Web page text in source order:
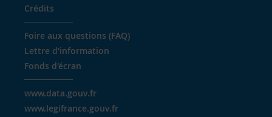
Crédits
Foire aux questions (FAQ)
Lettre d'information
Fonds d'écran
www.data.gouv.fr
www.legifrance.gouv.fr